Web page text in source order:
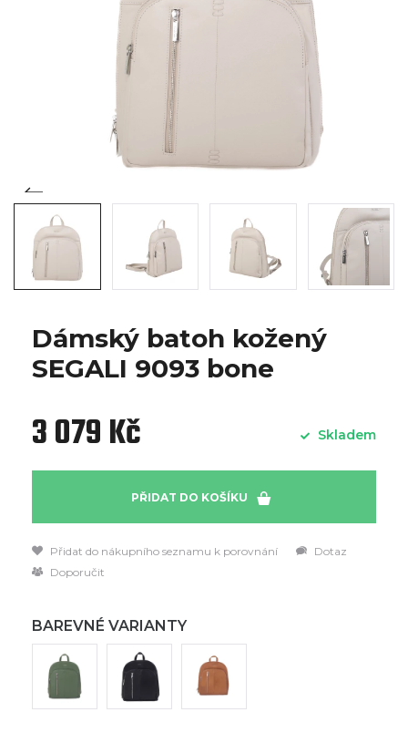
Dámský batoh kožený
SEGALI 9093 bone
3 079 Kč Skladem
PŘIDAT DO KOŠÍKU
Přidat do nákupního seznamu k porovnání
Dotaz
Doporučit
BAREVNÉ VARIANTY